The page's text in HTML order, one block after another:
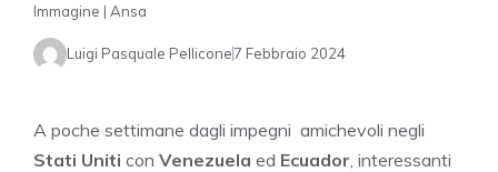
Immagine | Ansa
Luigi Pasquale Pellicone7 Febbraio 2024
A poche settimane dagli impegni amichevoli negli
Stati Uniti con Venezuela ed Ecuador , interessanti